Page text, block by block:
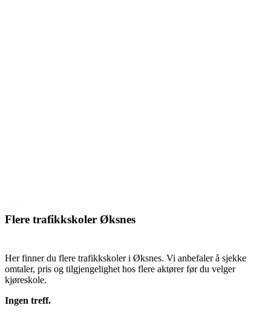
Flere trafikkskoler Øksnes
Her finner du flere trafikkskoler i Øksnes. Vi anbefaler å sjekke
omtaler, pris og tilgjengelighet hos flere aktører før du velger
kjøreskole.
Ingen treff.